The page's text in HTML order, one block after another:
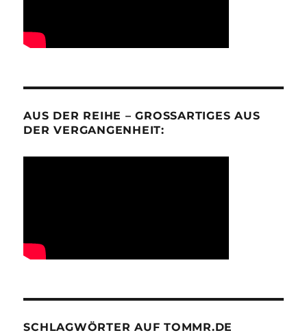
AUS DER REIHE – GROSSARTIGES AUS D
ER VERGANGENHEIT:
SCHLAGWÖRTER AUF TOMMR.DE